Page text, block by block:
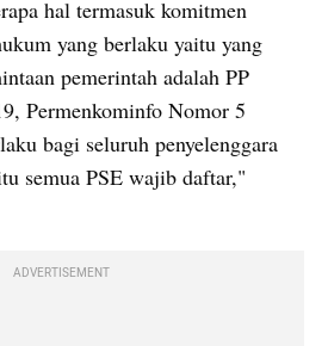
hal termasuk komitmen
yang berlaku yaitu yang
pemerintah adalah PP
Permenkominfo Nomor 5
bagi seluruh penyelenggara
semua PSE wajib daftar,"
ADVERTISEMENT